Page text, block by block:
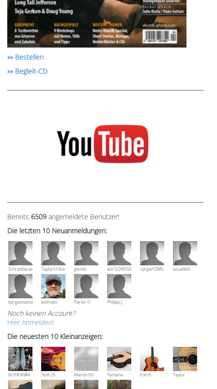
»» Bestellen
»» Begleit-CD
Bereits 6509 angemeldete Benutzer!
Die letzten 10 Neuanmeldungen:
Schrattbauer Taylor514ce gemlo abrTjQWSSXuVznPolErprgwYZARUTZQyCWESpD
visualkit6
bargainsandmoreaskhobo Parlor-0 Philipp-J
Noch keinen Account?
Hier Anmelden!
Die neuesten 10 Kleinanzeigen:
BOHEMIAN
Rozawood
Bestzustand
Stoll 25
anniversary
Martin 00-
18V, Bj 2016
Yamaha
NCX 900 R
Furch
Taylor